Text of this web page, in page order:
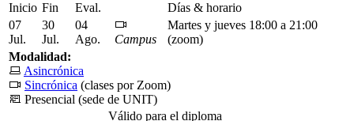
Inicio Fin Eval.
Días & horario
07
Jul.
30
Jul.
04
Ago.
Campus
Martes y jueves 18:00 a 21:00
(zoom)
Modalidad:
Asincrónica
Sincrónica (clases por Zoom)
Presencial (sede de UNIT)
Válido para el diploma